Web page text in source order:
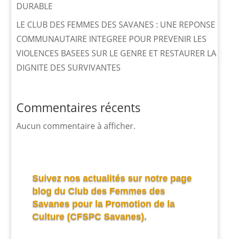
DURABLE
LE CLUB DES FEMMES DES SAVANES : UNE REPONSE
COMMUNAUTAIRE INTEGREE POUR PREVENIR LES
VIOLENCES BASEES SUR LE GENRE ET RESTAURER LA
DIGNITE DES SURVIVANTES
Commentaires récents
Aucun commentaire à afficher.
Suivez nos actualités sur notre page
blog du Club des Femmes des
Savanes pour la Promotion de la
Culture (CFSPC Savanes).